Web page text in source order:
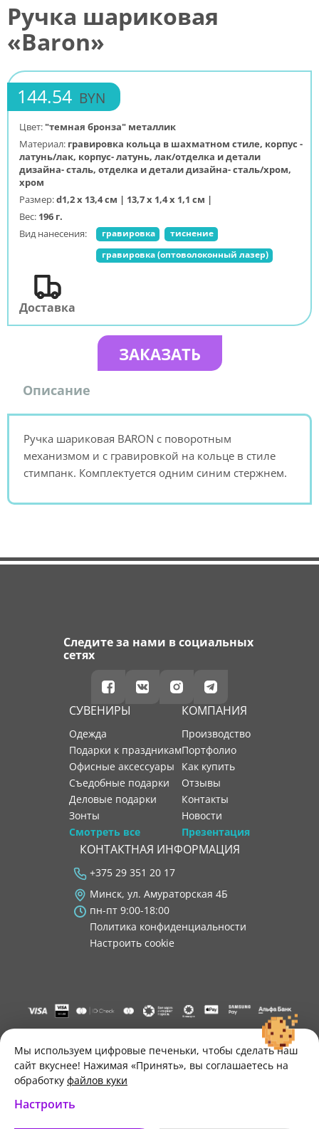
Ручка шариковая
«Baron»
144.54 BYN
Цвет: "темная бронза" металлик
Материал: гравировка кольца в шахматном стиле, корпус -
латунь/лак, корпус- латунь, лак/отделка и детали
дизайна- сталь, отделка и детали дизайна- сталь/хром,
хром
Размер:d1,2 х 13,4 см | 13,7 х 1,4 х 1,1 см |
Вес: 196 г.
Вид нанесения:
гравировка
тиснение
гравировка (оптоволоконный лазер)
Доставка
ЗАКАЗАТЬ
Описание
Ручка шариковая BARON с поворотным
механизмом и с гравировкой на кольце в стиле
стимпанк. Комплектуется одним синим стержнем.
Следите за нами в социальных
сетях
СУВЕНИРЫ
Одежда
Подарки к праздникам
Офисные аксессуары
Съедобные подарки
Деловые подарки
Зонты
Смотреть все
КОМПАНИЯ
производство
портфолио
как купить
отзывы
контакты
новости
Презентация
КОНТАКТНАЯ ИНФОРМАЦИЯ
+375 29 351 20 17
Минск, ул. Амураторская 4Б
пн-пт 9:00-18:00
Политика конфиденциальности
Настроить cookie
"ООО "Лигатура", УНП 193602931, Республика Беларусь, 220004,
г. Минск, ул. Амураторская, 4Б, цокольный этаж, помещение 3.
Р/с BY34 ALFA 3012 2B24 8200 1027 0000"
Свидетельство о государственной регистрации №193602931
выдано Минским горисполкомом 30.11.2021 г.
Мы используем цифровые печеньки, чтобы сделать наш
сайт вкуснее! Нажимая «Принять», вы соглашаетесь на
обработку файлов куки
Настроить